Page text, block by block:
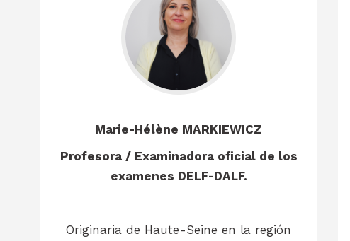
Marie-Hélène MARKIEWICZ
Profesora / Examinadora oficial de los
examenes DELF-DALF.
Originaria de Haute-Seine en la región